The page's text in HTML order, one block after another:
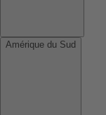
Amérique du Sud